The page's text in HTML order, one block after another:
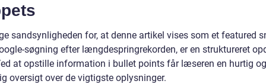
sandsynligheden for, at denne artikel vises som et featured
søgning efter længdespringrekorden, er en struktureret
at opstille information i bullet points får læseren en hurtig og
oversigt over de vigtigste oplysninger.